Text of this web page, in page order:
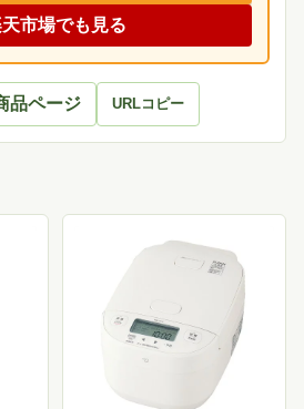
市場でも見る
品ページ URLコピー